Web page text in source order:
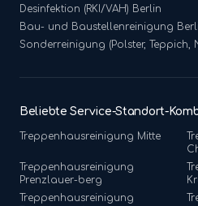
Desinfektion (RKI/VAH) Berlin
Bau- und Baustellenreinigung
Sonderreinigung (Polster, Teppich,
Beliebte Service-Standort-
Treppenhausreinigung Mitte
Treppenhausreinigung
Prenzlauer-berg
Treppenhausreinigung